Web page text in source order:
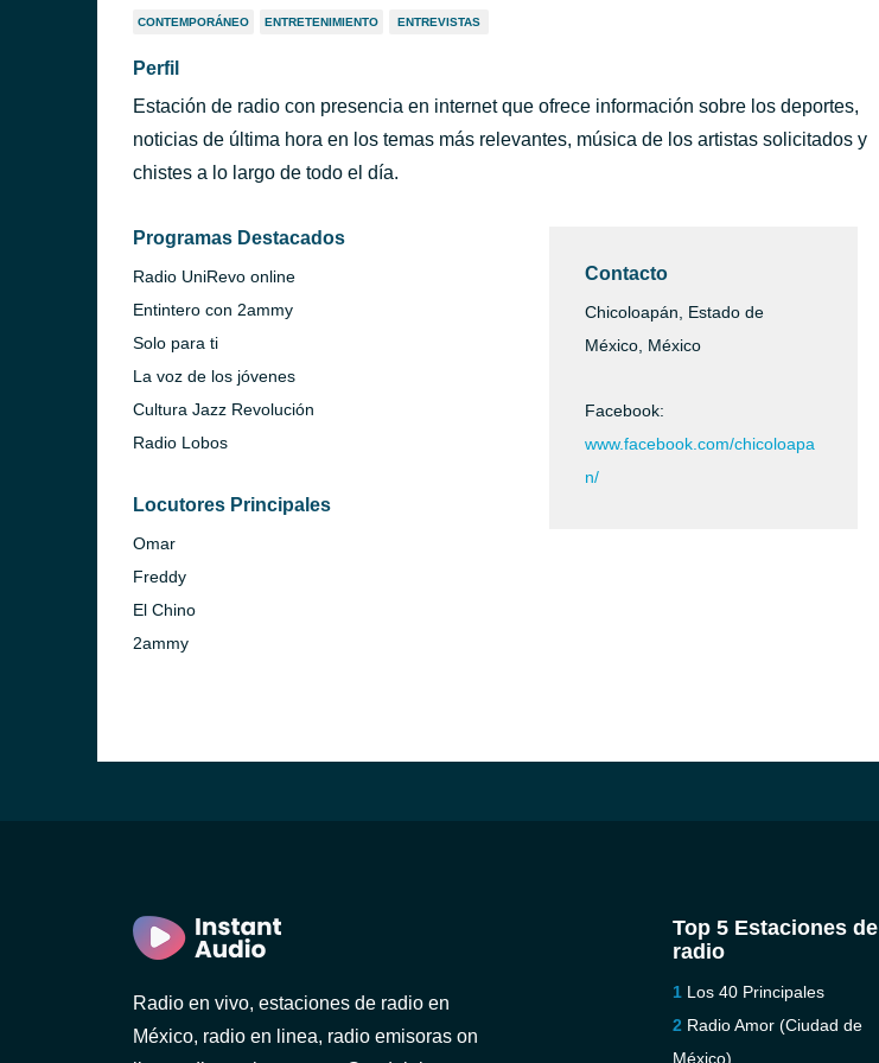
CONTEMPORÁNEO ENTRETENIMIENTO ENTREVISTAS
Perfil
Estación de radio con presencia en internet que ofrece información sobre los deportes,
noticias de última hora en los temas más relevantes, música de los artistas solicitados y
chistes a lo largo de todo el día.
Programas Destacados
Radio UniRevo online
Entintero con 2ammy
Solo para ti
La voz de los jóvenes
Cultura Jazz Revolución
Radio Lobos
Locutores Principales
Omar
Freddy
El Chino
2ammy
Contacto
Chicoloapán, Estado de
México, México
Facebook:
www.facebook.com/chicoloapa
n/
Radio en vivo, estaciones de radio en
México, radio en linea, radio emisoras on
Top 5 Estaciones de
radio
Los 40 Principales
Radio Amor (Ciudad de
México)